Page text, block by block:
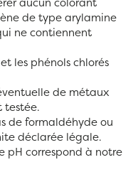
de type arylamine
ne contiennent
les phénols chlorés
de métaux
testée.
de formaldéhyde ou
déclarée légale.
pH correspond à notre